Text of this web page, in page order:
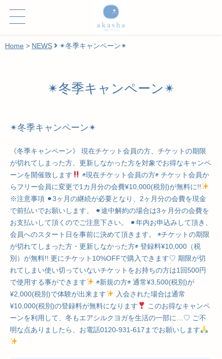
Home > NEWS ✴︎冬季キャンペーン✴︎
✴︎冬季キャンペーン✴︎
✴︎冬季キャンペーン✴︎
《冬季キャンペーン》 現在チケット会員の方、チケットの期限
が切れてしまった方、更新しなかった方を対象でお得なキャンペ
ーンを開催致します
◉現在チケット会員の方◉ チケット会員か
らフリー会員に変更で1カ月分の会費¥10,000(税別)が無料に!!
※注意事項 ⚫︎3ヶ月の継続が必要となり、2ヶ月分の会費を現金
で前払いでお願いします。 ⚫︎途中解約の場合は3ヶ月分の会費を
お支払いして頂くのでご注意下さい。 ⚫︎年内お申込みして頂き、
会員へのスタート日を事前に決めて頂きます。 ◉チケットの期限
が切れてしまった方・更新しなかった方◉ 登録料¥10,000（税
別）が無料!! 更にチケット10%OFFで購入できます♡ 期限が切
れてしまい使い切っていないチケットをお持ちの方は1回500円
で使用する事ができます
◉新規の方◉ 通常¥3,500(税別)が
¥2,000(税別)で体験が出来ます
入会された場合は通常
¥10,000(税別)の登録料が無料になります
このお得なキャンペ
ーンを利用して、冬もエアシルクヨガを生活の一部に…♡ ご不
明な点ありましたら、お電話0120-931-617までお願いします